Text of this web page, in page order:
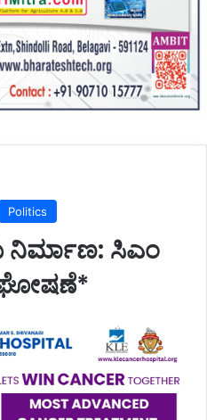
Politics
ನಿರ್ಮಾಣ: ಸಿಎಂ